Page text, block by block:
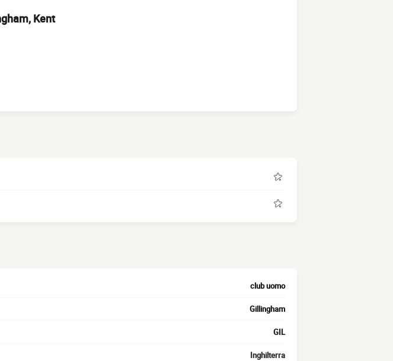
Kent
club uomo
Gillingham
GIL
Inghilterra